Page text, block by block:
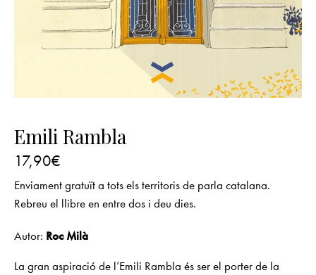
Emili Rambla
17,90€
Enviament gratuït a tots els territoris de parla catalana.
Rebreu el llibre en entre dos i deu dies.
Autor: Roc Milà
La gran aspiració de l’Emili Rambla és ser el porter de la